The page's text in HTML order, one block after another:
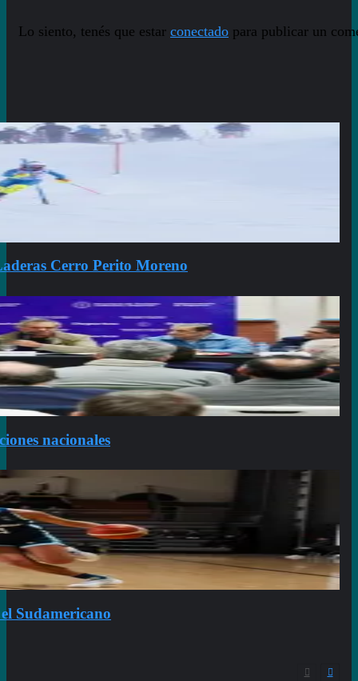
Lo siento, tenés que estar conectado para publicar un
Cerro Perito Moreno
nacionales
Sudamericano